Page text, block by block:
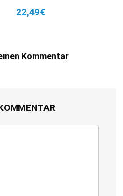
22,49€
Kommentar